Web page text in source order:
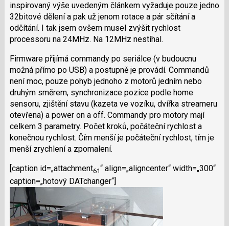
inspirovaný výše uvedeným článkem vyžaduje pouze jedno
32bitové dělení a pak už jenom rotace a pár sčítání a
odčítání. I tak jsem ovšem musel zvýšit rychlost
processoru na 24MHz. Na 12MHz nestíhal.
Firmware přijímá commandy po seriálce (v budoucnu
možná přímo po USB) a postupně je provádí. Commandů
není moc, pouze pohyb jednoho z motorů jedním nebo
druhým směrem, synchronizace pozice podle home
sensoru, zjištění stavu (kazeta ve vozíku, dvířka streameru
otevřena) a power on a off. Commandy pro motory mají
celkem 3 parametry. Počet kroků, počáteční rychlost a
konečnou rychlost. Čím menší je počáteční rychlost, tím je
menší zrychlení a zpomalení.
[caption id=„attachment61“ align=„aligncenter“ width=„300“
caption=„hotový DATchanger“]